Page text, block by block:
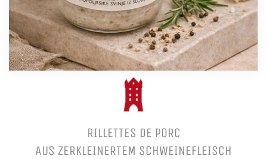
RILLETTES DE PORC
AUS ZERKLEINERTEM SCHWEINEFLEISCH